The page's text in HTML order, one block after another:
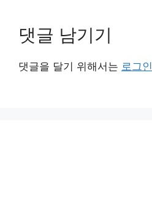
댓글 남기기
댓글을 달기 위해서는 로그인